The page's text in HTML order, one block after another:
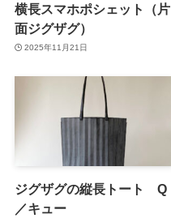
横長スマホポシェット（片
面ジグザグ）
2025年11月21日
ジグザグの縦長トート Q
／キュー